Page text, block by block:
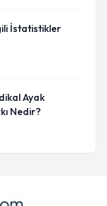
İstatistikler
Ayak
Nedir?